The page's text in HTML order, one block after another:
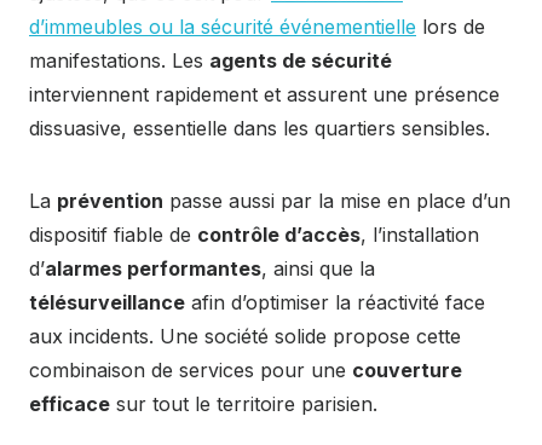
d’immeubles ou la sécurité événementielle lors de
manifestations. Les agents de sécurité
interviennent rapidement et assurent une présence
dissuasive, essentielle dans les quartiers sensibles.
La prévention passe aussi par la mise en place d’un
dispositif fiable de contrôle d’accès, l’installation
d’alarmes performantes, ainsi que la
télésurveillance afin d’optimiser la réactivité face
aux incidents. Une société solide propose cette
combinaison de services pour une couverture
efficace sur tout le territoire parisien.